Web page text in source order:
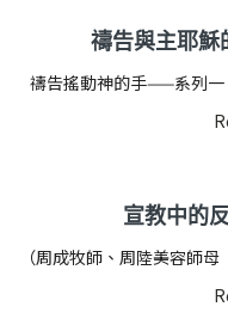
禱告與主耶
禱告搖動神的手——系列
宣教中的
（周成牧師、周陸美容師